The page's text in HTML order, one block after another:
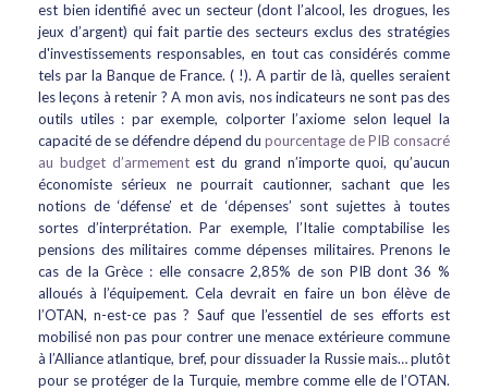
est bien identifié avec un secteur (dont l’alcool, les drogues, les
jeux d’argent) qui fait partie des secteurs exclus des stratégies
d'investissements responsables, en tout cas considérés comme
tels par la Banque de France. ( !). A partir de là, quelles seraient
les leçons à retenir ? A mon avis, nos indicateurs ne sont pas des
outils utiles : par exemple, colporter l’axiome selon lequel la
capacité de se défendre dépend du pourcentage de PIB consacré
au budget d’armementest du grand n’importe quoi, qu’aucun
économiste sérieux ne pourrait cautionner, sachant que les
notions de ‘défense’ et de ‘dépenses’ sont sujettes à toutes
sortes d’interprétation. Par exemple, l’Italie comptabilise les
pensions des militaires comme dépenses militaires. Prenons le
cas de la Grèce : elle consacre 2,85% de son PIB dont 36 %
alloués à l’équipement. Cela devrait en faire un bon élève de
l’OTAN, n-est-ce pas ? Sauf que l’essentiel de ses efforts est
mobilisé non pas pour contrer une menace extérieure commune
à l’Alliance atlantique, bref, pour dissuader la Russie mais… plutôt
pour se protéger de la Turquie, membre comme elle de l’OTAN.